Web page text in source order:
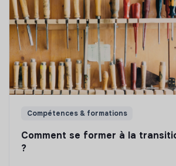
Compétences & formations
Comment se former à la
?